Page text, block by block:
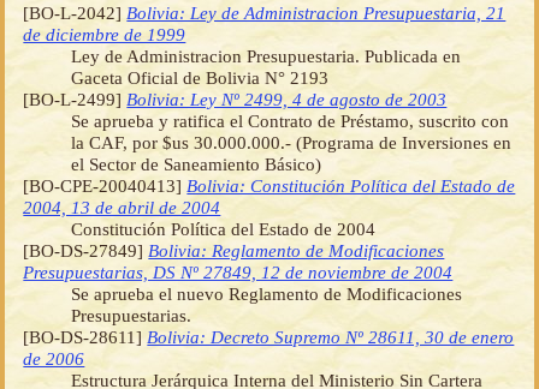
[BO-L-2042] Bolivia: Ley de Administracion Presupuestaria, 21
de diciembre de 1999
Ley de Administracion Presupuestaria. Publicada en
Gaceta Oficial de Bolivia N° 2193
[BO-L-2499] Bolivia: Ley Nº 2499, 4 de agosto de 2003
Se aprueba y ratifica el Contrato de Préstamo, suscrito con
la CAF, por $us 30.000.000.- (Programa de Inversiones en
el Sector de Saneamiento Básico)
[BO-CPE-20040413] Bolivia: Constitución Política del Estado de
2004, 13 de abril de 2004
Constitución Política del Estado de 2004
[BO-DS-27849] Bolivia: Reglamento de Modificaciones
Presupuestarias, DS Nº 27849, 12 de noviembre de 2004
Se aprueba el nuevo Reglamento de Modificaciones
Presupuestarias.
[BO-DS-28611] Bolivia: Decreto Supremo Nº 28611, 30 de enero
de 2006
Estructura Jerárquica Interna del Ministerio Sin Cartera